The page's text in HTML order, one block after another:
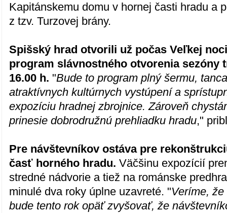
Kapitánskemu domu v hornej časti hradu a
z tzv. Turzovej brány.
Spišský hrad otvorili už počas Veľkej
program slávnostného otvorenia sezóny
16.00 h. "Bude to program plný šermu,
atraktívnych kultúrnych vystúpení a
expozíciu hradnej zbrojnice. Zároveň
prinesie dobrodružnú prehliadku hradu,"
Pre návštevníkov ostáva pre
časť horného hradu. Väčšinu expozícií
stredné nádvorie a tiež na románske
minulé dva roky úplne uzavreté. "Veríme,
bude tento rok opäť zvyšovať, že